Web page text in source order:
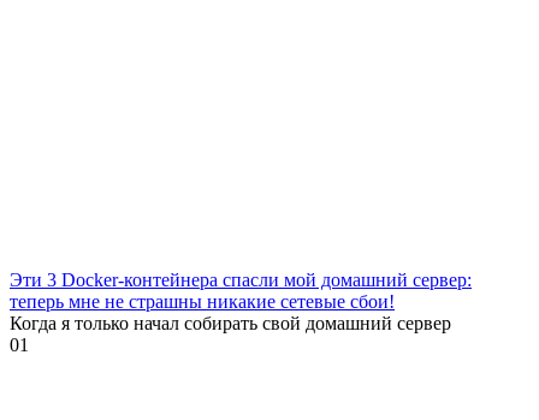
Эти 3 Docker-контейнера спасли мой домашний сервер:
теперь мне не страшны никакие сетевые сбои!
Когда я только начал собирать свой домашний сервер
01